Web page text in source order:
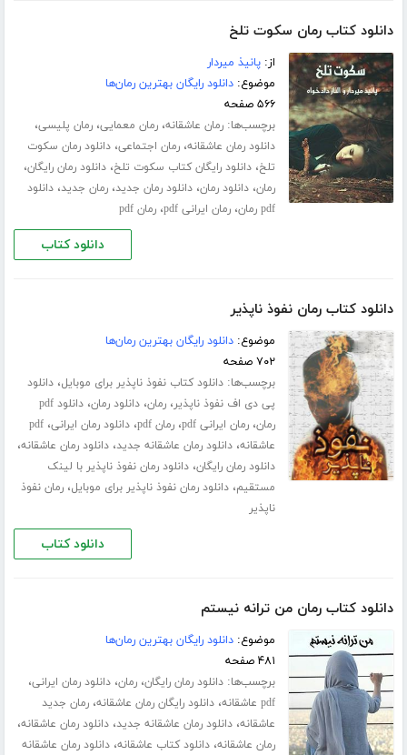
دانلود کتاب رمان سکوت تلخ
از:پانیذ میردار
موضوع:دانلود رایگان بهترین رمان‌ها
۵۶۶ صفحه
برچسب‌ها:رمان عاشقانه،رمان معمایی،رمان پلیسی،
دانلود رمان عاشقانه،رمان اجتماعی،دانلود رمان سکوت
تلخ،دانلود رایگان کتاب سکوت تلخ،دانلود رمان رایگان،
رمان،دانلود رمان،دانلود رمان جدید،رمان جدید،دانلود
pdf رمان
،رمان ایرانی pdf ،رمان pdf
دانلود کتاب
دانلود کتاب رمان نفوذ ناپذیر
موضوع:دانلود رایگان بهترین رمان‌ها
۷۰۲ صفحه
برچسب‌ها:دانلود کتاب نفوذ ناپذیر برای موبایل،دانلود
پی دی اف نفوذ ناپذیر،رمان،دانلود رمان،
دانلود pdf
رمان،رمان ایرانی pdf ،رمان pdf ،دانلود رمان ایرانی،pdf
عاشقانه،دانلود رمان عاشقانه جدید،دانلود رمان عاشقانه،
دانلود رمان رایگان،دانلود رمان نفوذ ناپذیر با لینک
مستقیم،دانلود رمان نفوذ ناپذیر برای موبایل،رمان نفوذ
ناپذیر
دانلود کتاب
دانلود کتاب رمان من ترانه نیستم
موضوع:دانلود رایگان بهترین رمان‌ها
۴۸۱ صفحه
برچسب‌ها:دانلود رمان رایگان،رمان،دانلود رمان ایرانی،
pdf عاشقانه ،دانلود رایگان رمان عاشقانه،رمان جدید
عاشقانه،دانلود رمان عاشقانه جدید،دانلود رمان عاشقانه،
رمان عاشقانه،دانلود کتاب عاشقانه،دانلود رمان عاشقانه